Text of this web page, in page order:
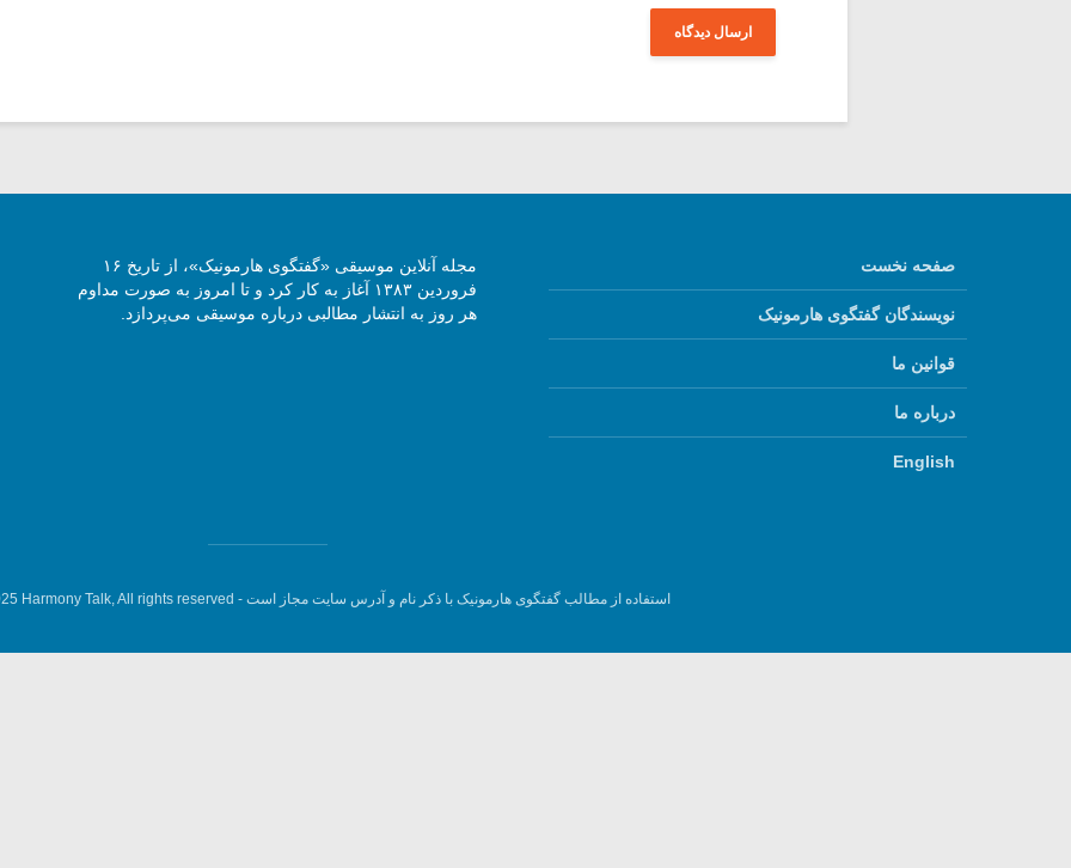
صفحه نخست
نویسندگان گفتگوی هارمونیک
قوانین ما
درباره ما
English
مجله آنلاین موسیقی «گفتگوی هارمونیک»، از تاریخ ۱۶
فروردین ۱۳۸۳ آغاز به کار کرد و تا امروز به صورت مداوم
هر روز به انتشار مطالبی درباره موسیقی می‌پردازد.
استفاده از مطالب گفتگوی هارمونیک با ذکر نام و آدرس سایت مجاز است - Harmony Talk, All rights reserved.